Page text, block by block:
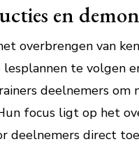
en
overbrengen van
te volgen
deelnemers
focus ligt op het
deelnemers direct